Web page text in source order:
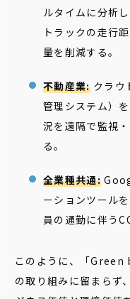
ルタイムに分析
トラックの走行
量を削減する。
不動産業:クラウ
管理システム）
況を遠隔で監視
る。
全業種共通:
ーションツール
員の通勤に伴う
このように、「
の取り組みに留まらず